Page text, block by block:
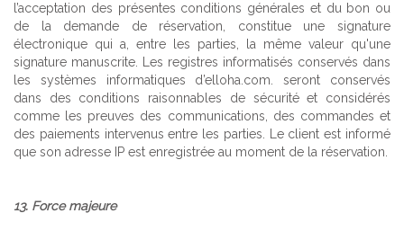
l’acceptation des présentes conditions générales et du bon ou
de la demande de réservation, constitue une signature
électronique qui a, entre les parties, la même valeur qu'une
signature manuscrite. Les registres informatisés conservés dans
les systèmes informatiques d’elloha.com. seront conservés
dans des conditions raisonnables de sécurité et considérés
comme les preuves des communications, des commandes et
des paiements intervenus entre les parties. Le client est informé
que son adresse IP est enregistrée au moment de la réservation.
13. Force majeure